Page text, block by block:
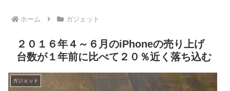
ホーム ガジェット
２０１６年４～６月のiPhoneの売り上げ
台数が１年前に比べて２０％近く落ち込む
ガジェット